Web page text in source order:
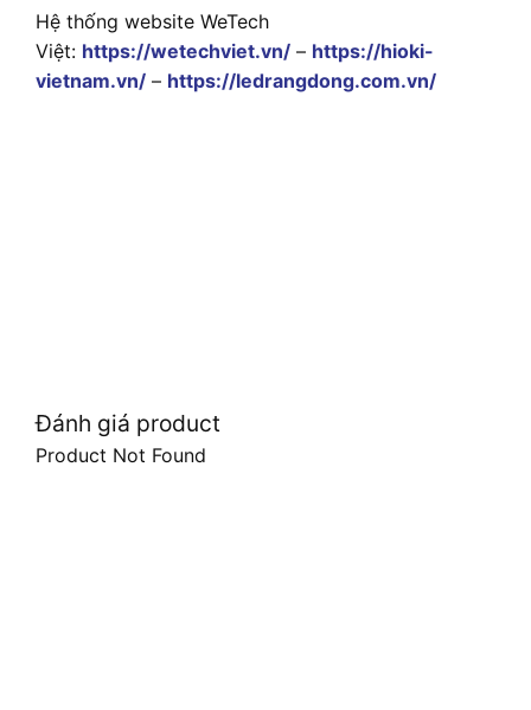
Hệ thống website WeTech
Việt: https://wetechviet.vn/ – https://hioki-
vietnam.vn/ – https://ledrangdong.com.vn/
Đánh giá product
Product Not Found